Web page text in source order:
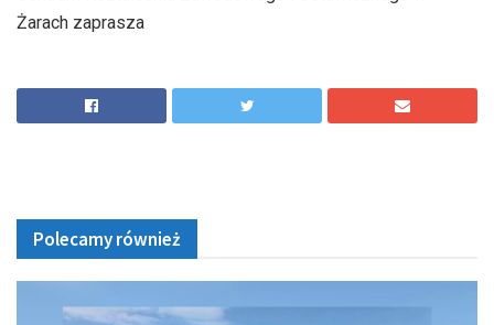
Żarach zaprasza
Polecamy również